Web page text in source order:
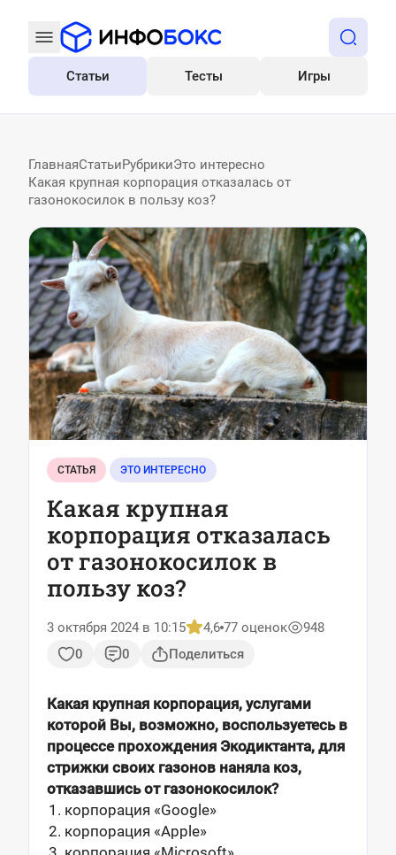
Все
Статьи Тесты Игры
ГлавнаяСтатьиРубрикиЭто интересно
Какая крупная корпорация отказалась от
газонокосилок в пользу коз?
СТАТЬЯ ЭТО ИНТЕРЕСНО
Какая крупная
корпорация отказалась
от газонокосилок в
пользу коз?
3 октября 2024 в 10:15 4,6 77 оценок
948
0
0 Поделиться
Какая крупная корпорация, услугами
которой Вы, возможно, воспользуетесь в
процессе прохождения Экодиктанта, для
стрижки своих газонов наняла коз,
отказавшись от газонокосилок?
корпорация «Google»
корпорация «Apple»